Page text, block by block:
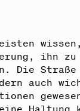
ihn
Die
auch
Haltung